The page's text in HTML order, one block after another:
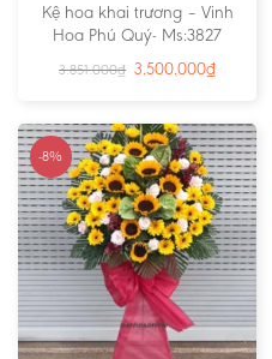
Kệ hoa khai trương – Vinh
Hoa Phú Quý- Ms:3827
3.851.000₫ 3.500.000₫
-8%